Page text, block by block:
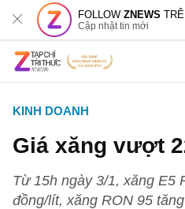
FOLLOWZNEWS
Cập nhật tin mới
KINH DOANH
Giá xăng vượt
Từ 15h ngày 3/1, xăng E5
đồng/lít, xăng RON 95